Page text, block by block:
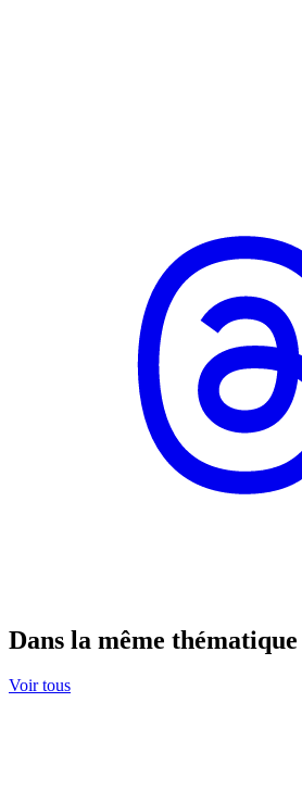
Dans la même thématique
Voir tous